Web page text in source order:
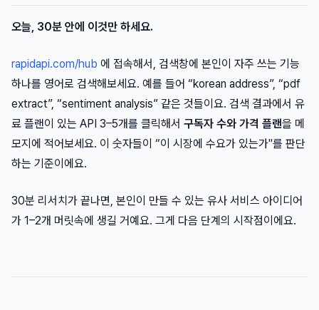
오늘, 30분 안에 이것만 하세요.
rapidapi.com/hub 에 접속해서, 검색창에 본인이 자주 쓰는 기능
하나를 영어로 검색해보세요. 예를 들어 “korean address”, “pdf
extract”, “sentiment analysis” 같은 것들이요. 검색 결과에서 유
료 플랜이 있는 API 3–5개를 클릭해서 구독자 수와 가격 플랜을 메
모지에 적어보세요. 이 숫자들이 “이 시장에 수요가 있는가"를 판단
하는 기준이에요.
30분 리서치가 끝나면, 본인이 만들 수 있는 유사 서비스 아이디어
가 1–2개 머릿속에 생길 거예요. 그게 다음 단계의 시작점이에요.